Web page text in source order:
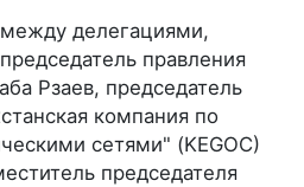
делегациями,
правления
Рзаев, председатель
компания по
сетями" (KEGOC)
председателя